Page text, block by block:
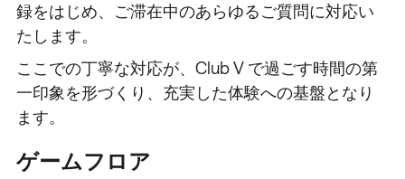
録をはじめ、ご滞在中のあらゆるご質問に対応い
たします。
ここでの丁寧な対応が、Club V で過ごす時間の第
一印象を形づくり、充実した体験への基盤となり
ます。
ゲームフロア